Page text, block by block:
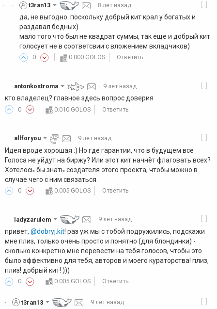
·
· [-]
t3ran13 · 8 лет назад
да, не выгодно. поскольку добрый кит крал у богатых и
раздавал бедных)
мало того что был не квадрат суммы, так еще и добрый кит
голосует не в соответсвии с вложением вкладчиков)
0 0.000 GOLOS Ответить
[-]
antonkostroma · 9 лет назад
кто владелец? главное здесь вопрос доверия
0 0.010 GOLOS Ответить
[-]
allforyou · 9 лет назад
Идея вроде хорошая :) Но где гарантии, что в будущем все
Голоса не уйдут на биржу? Или этот кит начнёт флаговать всех?
Хотелось бы знать создателя этого проекта, чтобы можно в
случае чего с ним связаться.
0 0.005 GOLOS Ответить
[-]
ladyzarulem · 9 лет назад
привет, @dobryj.kit! раз уж мы с тобой подружились, подскажи
мне плиз, только очень просто и понятно (для блондинки) -
сколько конкретно мне перевести на тебя голосов, чтобы это
было эффективно для тебя, авторов и моего кураторства! плиз,
плиз! добрый кит! )))
0 0.005 GOLOS Ответить
· [-]
t3ran13 · 9 лет назад